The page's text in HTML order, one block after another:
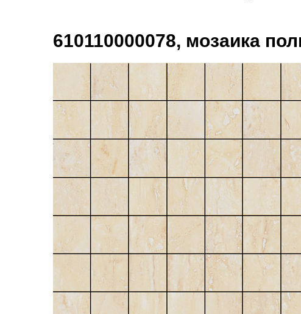
610110000078, мозаика